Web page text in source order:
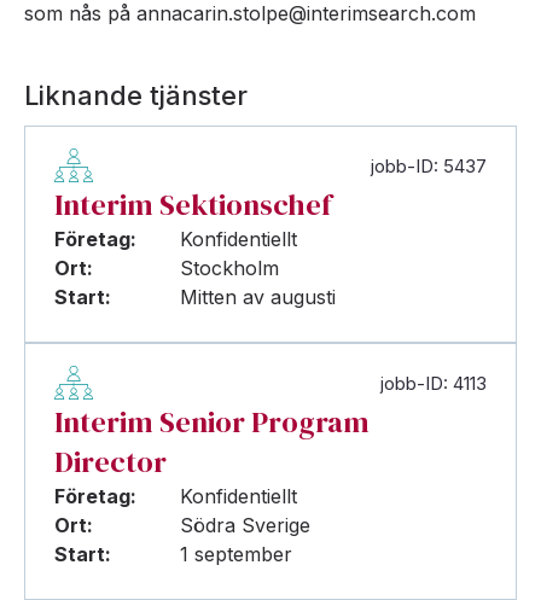
som nås på annacarin.stolpe@interimsearch.com
Liknande tjänster
jobb-ID: 5437
Interim Sektionschef
Företag:
Konfidentiellt
Ort:
Stockholm
Start:
Mitten av augusti
jobb-ID: 4113
Interim Senior Program
Director
Företag:
Konfidentiellt
Ort:
Södra Sverige
Start:
1 september